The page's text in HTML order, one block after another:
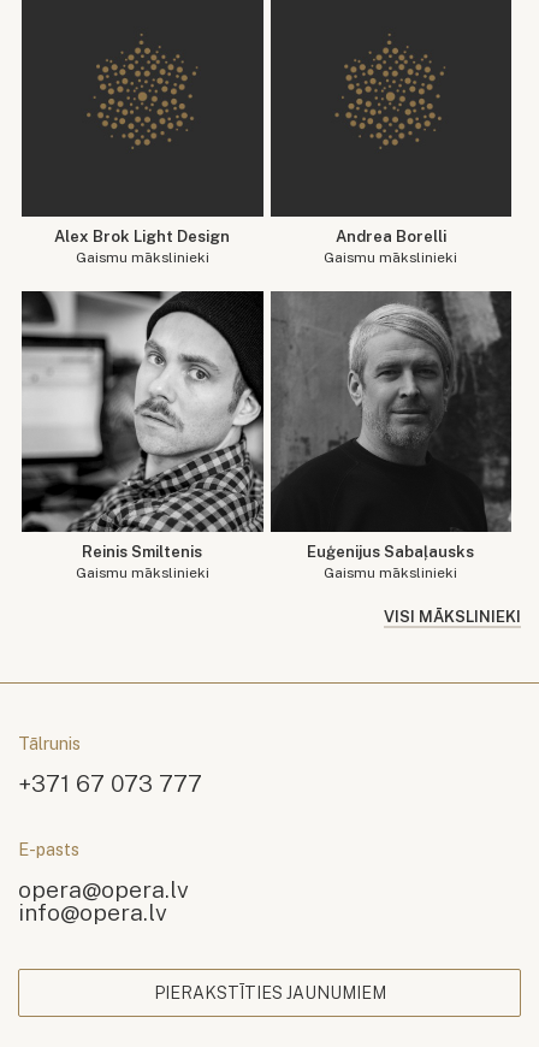
Alex Brok Light Design
Gaismu mākslinieki
Andrea Borelli
Gaismu mākslinieki
Reinis Smiltenis
Gaismu mākslinieki
Euģenijus Sabaļausks
Gaismu mākslinieki
VISI MĀKSLINIEKI
Tālrunis
+371 67 073 777
E-pasts
opera@opera.lv
info@opera.lv
PIERAKSTĪTIES JAUNUMIEM